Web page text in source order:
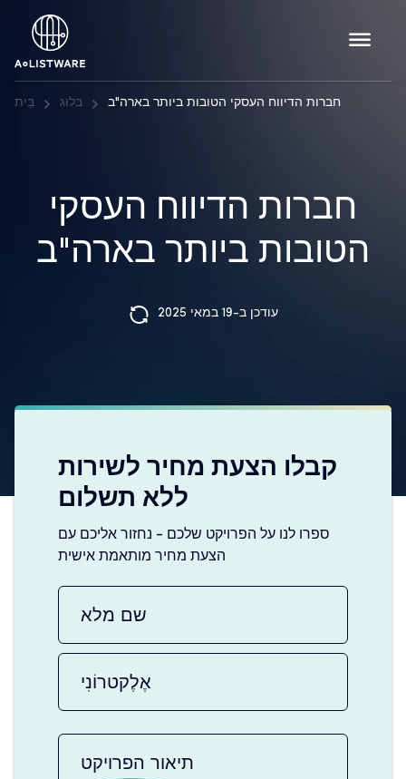
בַּיִת בלוג חברות הדיווח העסקי הטובות ביותר בארה"ב
חברות הדיווח העסקי
הטובות ביותר בארה"ב
עודכן ב-19 במאי 2025
קבלו הצעת מחיר לשירות
ללא תשלום
ספרו לנו על הפרויקט שלכם - נחזור אליכם עם
הצעת מחיר מותאמת אישית